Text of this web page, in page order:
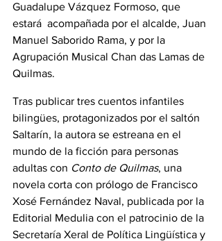
Guadalupe Vázquez Formoso, que
estará  acompañada por el alcalde, Juan
Manuel Saborido Rama, y por la
Agrupación Musical Chan das Lamas de
Quilmas.
Tras publicar tres cuentos infantiles
bilingües, protagonizados por el saltón
Saltarín, la autora se estreana en el
mundo de la ficción para personas
adultas con Conto de Quilmas, una
novela corta con prólogo de Francisco
Xosé Fernández Naval, publicada por la
Editorial Medulia con el patrocinio de la
Secretaría Xeral de Política Lingüística y